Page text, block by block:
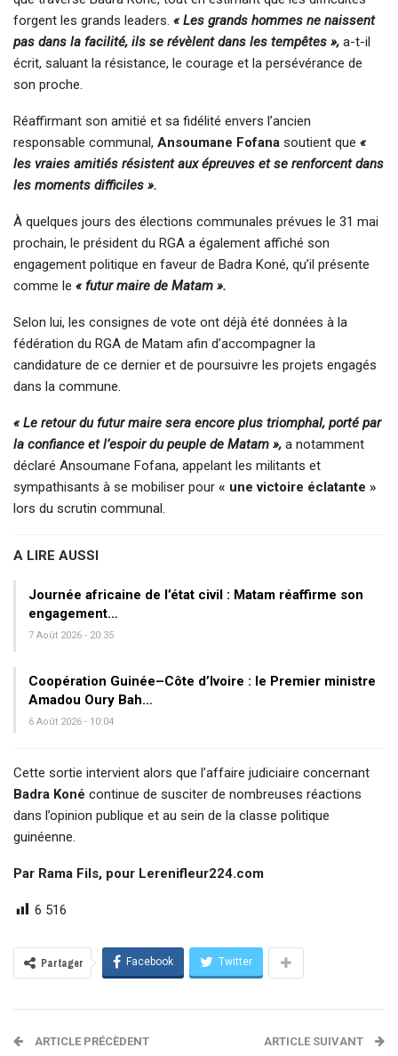
forgent les grands leaders. « Les grands hommes ne naissent
pas dans la facilité, ils se révèlent dans les tempêtes », a-t-il
écrit, saluant la résistance, le courage et la persévérance de
son proche.
Réaffirmant son amitié et sa fidélité envers l’ancien
responsable communal, Ansoumane Fofana soutient que «
les vraies amitiés résistent aux épreuves et se renforcent dans
les moments difficiles ».
À quelques jours des élections communales prévues le 31 mai
prochain, le président du RGA a également affiché son
engagement politique en faveur de Badra Koné, qu’il présente
comme le « futur maire de Matam ».
Selon lui, les consignes de vote ont déjà été données à la
fédération du RGA de Matam afin d’accompagner la
candidature de ce dernier et de poursuivre les projets engagés
dans la commune.
« Le retour du futur maire sera encore plus triomphal, porté par
la confiance et l’espoir du peuple de Matam », a notamment
déclaré Ansoumane Fofana, appelant les militants et
sympathisants à se mobiliser pour « une victoire éclatante »
lors du scrutin communal.
A LIRE AUSSI
Journée africaine de l’état civil : Matam réaffirme son
engagement…
7 Août 2026 - 20:35
Coopération Guinée–Côte d’Ivoire : le Premier ministre
Amadou Oury Bah…
6 Août 2026 - 10:04
Cette sortie intervient alors que l’affaire judiciaire concernant
Badra Koné continue de susciter de nombreuses réactions
dans l’opinion publique et au sein de la classe politique
guinéenne.
Par Rama Fils, pour Lerenifleur224.com
6 516
Partager Facebook Twitter
ARTICLE PRÉCÈDENT ARTICLE SUIVANT